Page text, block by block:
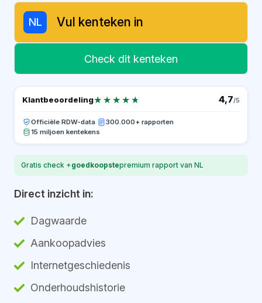
NL
Check dit kenteken
Klantbeoordeling★★★★★
★★★★★ 4,7/5
Officiële RDW-data·
300.000+ rapporten
15 miljoen kentekens
Gratis check +goedkoopstepremium rapport van NL
Direct inzicht in:
Dagwaarde
Aankoopadvies
Internetgeschiedenis
Onderhoudshistorie